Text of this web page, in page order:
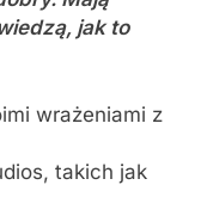
jak to
wrażeniami z
takich jak